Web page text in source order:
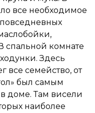
все необходимое
спальной комнате
Здесь
все семейство, от
был самым
доме. Там висели
наиболее